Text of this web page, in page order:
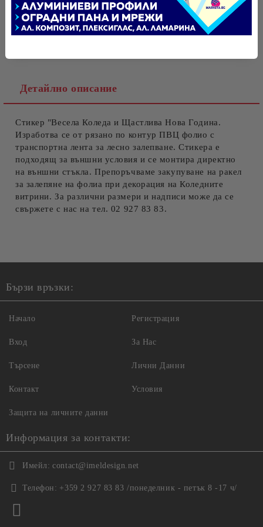
Оцени продукта
Tweet
Детайлно описание
Стикер "Весела Коледа и Щастлива Нова Година.
Изработва се от рязано по контур ПВЦ фолио с
транспортна лента за лесно залепване. Стикера е
подходящ за външни условия и се монтира директно
на външни стъкла. Препоръчваме закупуване на ракел
за залепяне на фолиа при декорация на Коледните
витрини. За различни размери и надписи може да се
свържете с нас на тел. 02 927 83 83.
Бързи връзки:
Начало
Вход
Търсене
Контакт
Регистрация
За Нас
Лични Данни
Условия
Защита на личните данни
Информация за контакти:
Имейл: contact@imeldesign.net
Телефон: +359 2 927 83 83 /понеделник - петък 8 -17 ч/